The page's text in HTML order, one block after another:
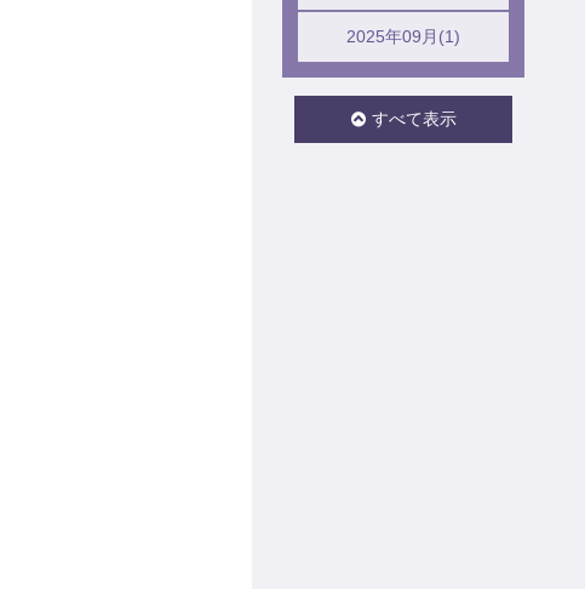
2025年09月(1)
すべて表示